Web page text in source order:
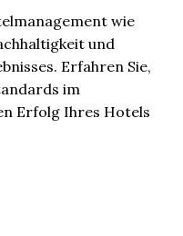
wie
und
Erfahren Sie,
im
Erfolg Ihres Hotels